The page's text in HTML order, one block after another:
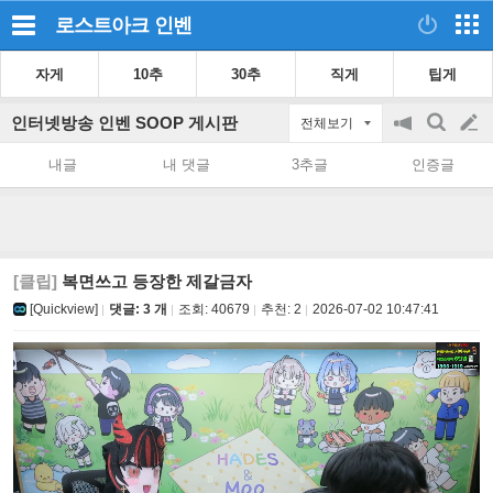
로스트아크 인벤
자게 10추 30추 직게 팁게
인터넷방송 인벤 SOOP 게시판 전체보기
공
on/off
검
색
글
쓰
내글 내 댓글 3추글 인증글
[클립] 복면쓰고 등장한 제갈금자
[Quickview] 댓글: 3 개 조회: 40679 추천: 2 2026-07-02 10:47:41